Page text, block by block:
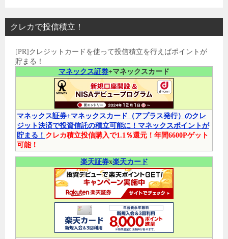
クレカで投信積立！
[PR]クレジットカードを使って投信積立を行えばポイントが
貯まる！
マネックス証券+マネックスカード
マネックス証券+マネックスカード（アプラス発行）のクレ
ジット決済で投資信託の積立可能に！マネックスポイントが
貯まる！ クレカ積立投信購入で1.1％還元！年間6600Pゲット
可能！
楽天証券x楽天カード